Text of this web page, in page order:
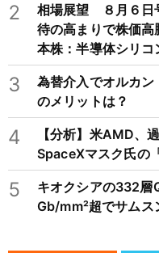
2
相場展望 ８月６日
待の高まりで株価
本株：半導体シリ
不況を繰り返すため
3
為替介入でオルカ
のメリットは？
4
【分析】米AMD、
SpaceXマスク氏の
5
キオクシアの332層
Gb/mm²超でサム